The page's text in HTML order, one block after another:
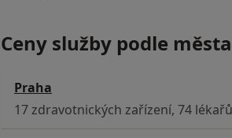
Ceny služby podle města
Praha
17 zdravotnických zařízení, 74 lékařů